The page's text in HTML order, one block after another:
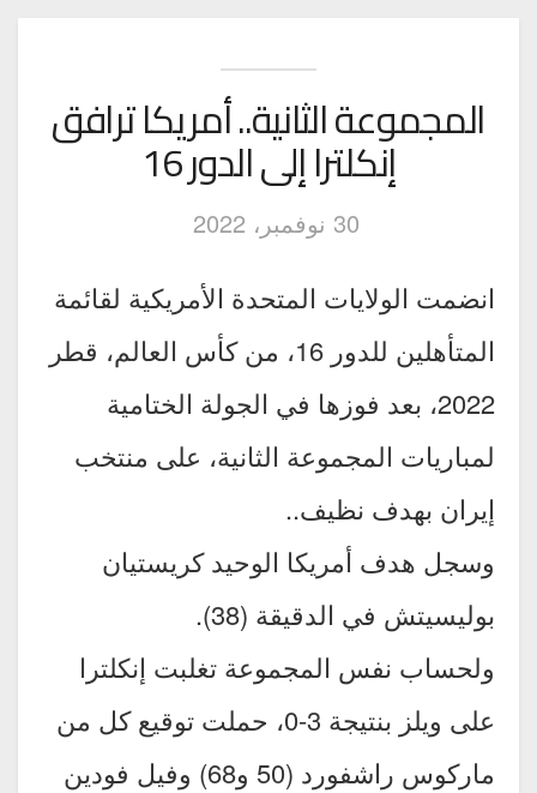
المجموعة الثانية.. أمريكا ترافق
إنكلترا إلى الدور 16
30 نوفمبر، 2022
انضمت الولايات المتحدة الأمريكية لقائمة
المتأهلين للدور 16، من كأس العالم، قطر
2022، بعد فوزها في الجولة الختامية
لمباريات المجموعة الثانية، على منتخب
إيران بهدف نظيف..
وسجل هدف أمريكا الوحيد كريستيان
بوليسيتش في الدقيقة (38).
ولحساب نفس المجموعة تغلبت إنكلترا
على ويلز بنتيجة 3-0، حملت توقيع كل من
ماركوس راشفورد (50 و68) وفيل فودين